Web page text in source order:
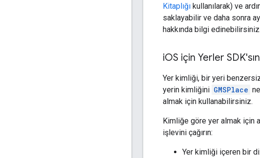
Kitaplığı kullanılarak) ve
saklayabilir ve daha sonra
hakkında bilgi edinebilirsiniz.
iOS için Yerler
Yer kimliği, bir yeri benzersiz
yerin kimliğini GMSPlace
almak için kullanabilirsiniz.
Kimliğe göre yer almak için
işlevini çağırın:
Yer kimliği içeren bir